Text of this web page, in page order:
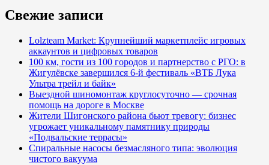
честь
весны
и
труда
телебашни
РТРС
украсят
праздничной
подсветкой
Свежие записи
Lolzteam Market: Крупнейший маркетплейс игровых
аккаунтов и цифровых товаров
100 км, гости из 100 городов и партнерство с РГО: в
Жигулёвске завершился 6-й фестиваль «ВТБ Лука
Ультра трейл и байк»
Выездной шиномонтаж круглосуточно — срочная
помощь на дороге в Москве
Жители Шигонского района бьют тревогу: бизнес
угрожает уникальному памятнику природы
«Подвальские террасы»
Спиральные насосы безмасляного типа: эволюция
чистого вакуума